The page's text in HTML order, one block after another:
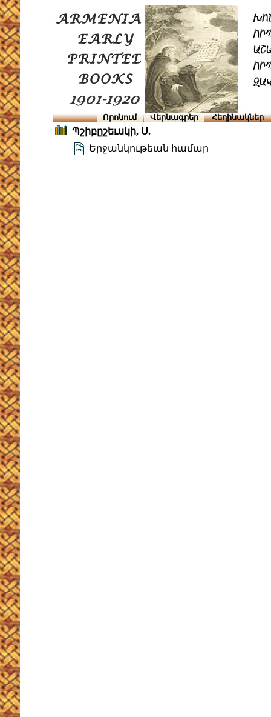
Որոնում Վերնագրեր Հեղինակներ
Պշիբըշեւսկի, Ս.
Երջանկութեան համար